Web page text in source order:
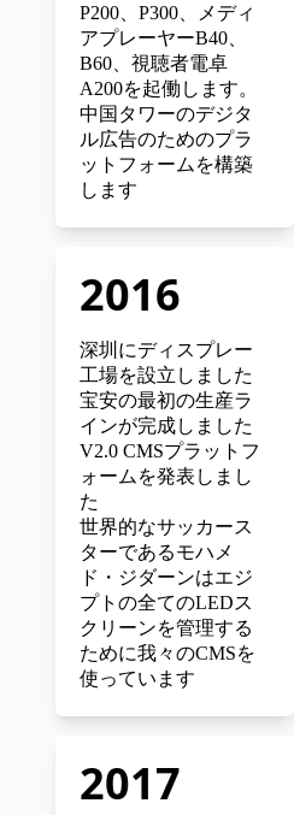
P200、P300、メディ
アプレーヤーB40、
B60、視聴者電卓
A200を起働します。
中国タワーのデジタ
ル広告のためのプラ
ットフォームを構築
します
2016
深圳にディスプレー
工場を設立しました
宝安の最初の生産ラ
インが完成しました
V2.0 CMSプラットフ
ォームを発表しまし
た
世界的なサッカース
ターであるモハメ
ド・ジダーンはエジ
プトの全てのLEDス
クリーンを管理する
ために我々のCMSを
使っています
2017